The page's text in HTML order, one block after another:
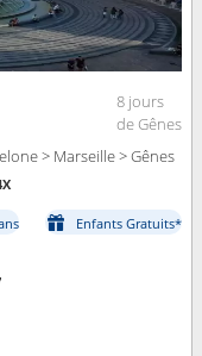
8 jours
de Gênes
> Marseille > Gênes
Enfants Gratuits*